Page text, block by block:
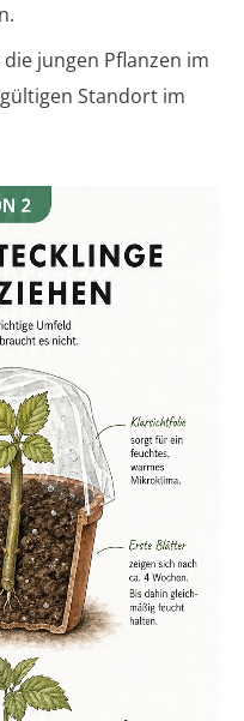
die jungen Pflanzen im
Standort im